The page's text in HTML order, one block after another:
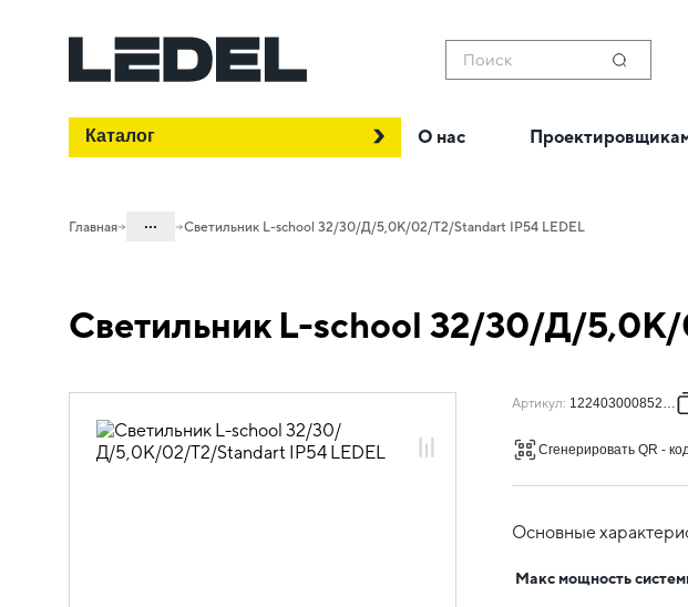
Поиск
Каталог О нас
Главная ...
Проектное освещение LEDEL
L-school
Светильник L-school 32/30/Д/5,0К/02/Т2/Standart IP54 LEDEL
Светильник L-school 32/30/Д/
Артикул: 122403000852100
Сгенерировать QR -
Основные
Макс мощность